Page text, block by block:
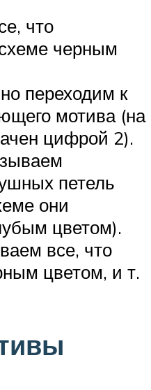
что
черным
переходим к
мотива (на
цифрой 2).
петель
они
цветом).
все, что
цветом, и т.